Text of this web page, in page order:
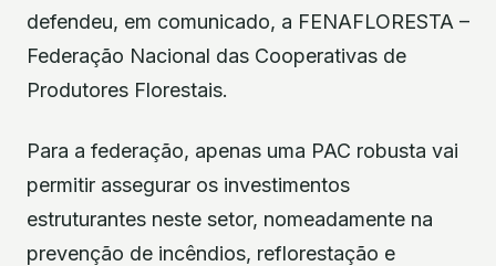
defendeu, em comunicado, a FENAFLORESTA –
Federação Nacional das Cooperativas de
Produtores Florestais.
Para a federação, apenas uma PAC robusta vai
permitir assegurar os investimentos
estruturantes neste setor, nomeadamente na
prevenção de incêndios, reflorestação e